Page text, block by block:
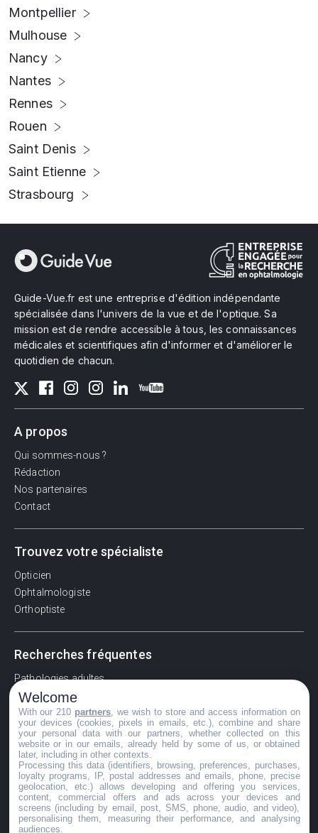
Montpellier
Mulhouse
Nancy
Nantes
Rennes
Rouen
Saint Denis
Saint Etienne
Strasbourg
Guide-Vue.fr est une entreprise d'édition indépendante
spécialisée dans l'univers de la vue et de l'optique. Sa
mission est de rendre accessible à tous, les connaissances
médicales et scientifiques afin d'informer et d'améliorer le
quotidien de chacun.
A propos
Qui sommes-nous ?
Rédaction
Nos partenaires
Contact
Trouvez votre spécialiste
Opticien
Ophtalmologiste
Orthoptiste
Recherches fréquentes
Pathologies adultes
Signes d'une urgence ophtalmologique
La vision
Acuité visuelle
Myosis / mydriase
Œdème oculaire
©GuideVue2024
Welcome
With our 210 partners , we wish to store and access information on
your devices (cookies, pixels in emails, etc.), combine and share
your personal data with our partners, whether collected on this
website or in our emails, already held by some of us, or obtained
later, including in other contexts.
Processing this data (identifiers, browsing, preferences, purchases,
loyalty programs, IP, postal addresses and emails, phone, precise
geolocation, etc.) allows developing and offering you services,
content, commercial offers and ads across your devices and
screens (including by email, post, SMS, phone, audio, and video),
personalising them, measuring their performance, and analysing
audiences.